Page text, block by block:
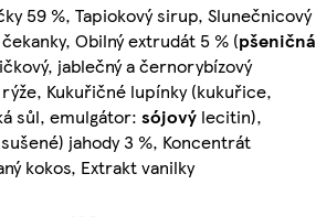
59 %, Tapiokový sirup, Slunečnicový
Obilný extrudát 5 % (pšeničná
jablečný a černorybízový
Kukuřičné lupínky (kukuřice,
sůl, emulgátor: sójový lecitin),
jahody 3 %, Koncentrát
kokos, Extrakt vanilky